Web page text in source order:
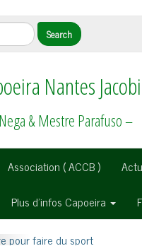
Nantes
& Mestre Parafuso –
Association ( ACCB )
Plus d’infos Capoeira